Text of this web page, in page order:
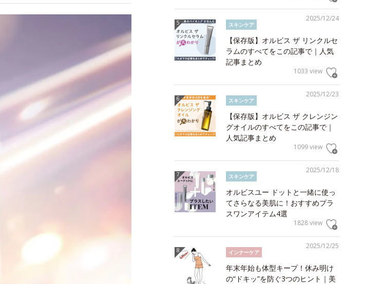
2025/12/24
スキンケア
【保存版】オルビス ザ リンクルセ
ラムのすべてをこの記事で｜人気
記事まとめ
1033 view
2025/12/23
スキンケア
【保存版】オルビス ザ クレンジン
グオイルのすべてをこの記事で｜
人気記事まとめ
1099 view
2025/12/18
スキンケア
オルビスユー ドットと一緒に使っ
てさらなる美肌に！おすすめプラ
スワンアイテム4選
1828 view
2025/12/25
インナーケア
年末年始も体型キープ！休み明け
の“ドキッ”を防ぐ3つのヒント｜美